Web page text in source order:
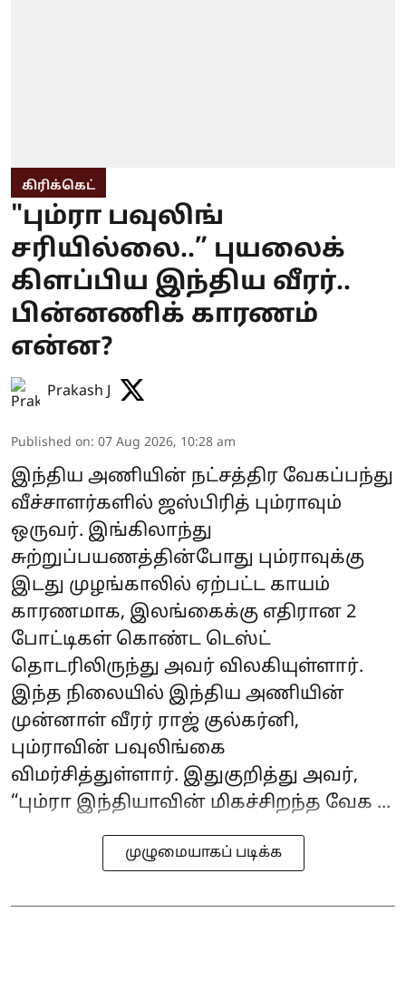
கிரிக்கெட்
"பும்ரா பவுலிங்
சரியில்லை..” புயலைக்
கிளப்பிய இந்திய வீரர்..
பின்னணிக் காரணம்
என்ன?
Prakash J
Published on: 07 Aug 2026, 10:28 am
இந்திய அணியின் நட்சத்திர வேகப்பந்து
வீச்சாளர்களில் ஜஸ்பிரித் பும்ராவும்
ஒருவர். இங்கிலாந்து
சுற்றுப்பயணத்தின்போது பும்ராவுக்கு
இடது முழங்காலில் ஏற்பட்ட காயம்
காரணமாக, இலங்கைக்கு எதிரான 2
போட்டிகள் கொண்ட டெஸ்ட்
தொடரிலிருந்து அவர் விலகியுள்ளார்.
இந்த நிலையில் இந்திய அணியின்
முன்னாள் வீரர் ராஜ் குல்கர்னி,
பும்ராவின் பவுலிங்கை
விமர்சித்துள்ளார். இதுகுறித்து அவர்,
“பும்ரா இந்தியாவின் மிகச்சிறந்த வேக ...
முழுமையாகப் படிக்க